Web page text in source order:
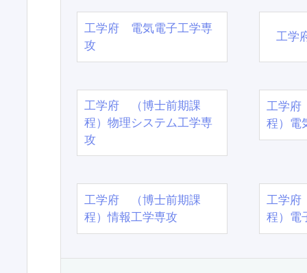
工学府 電気電子工学専
攻
工学
工学府 （博士前期課
程）物理システム工学専
攻
工学
程）電
工学府 （博士前期課
程）情報工学専攻
工学
程）電